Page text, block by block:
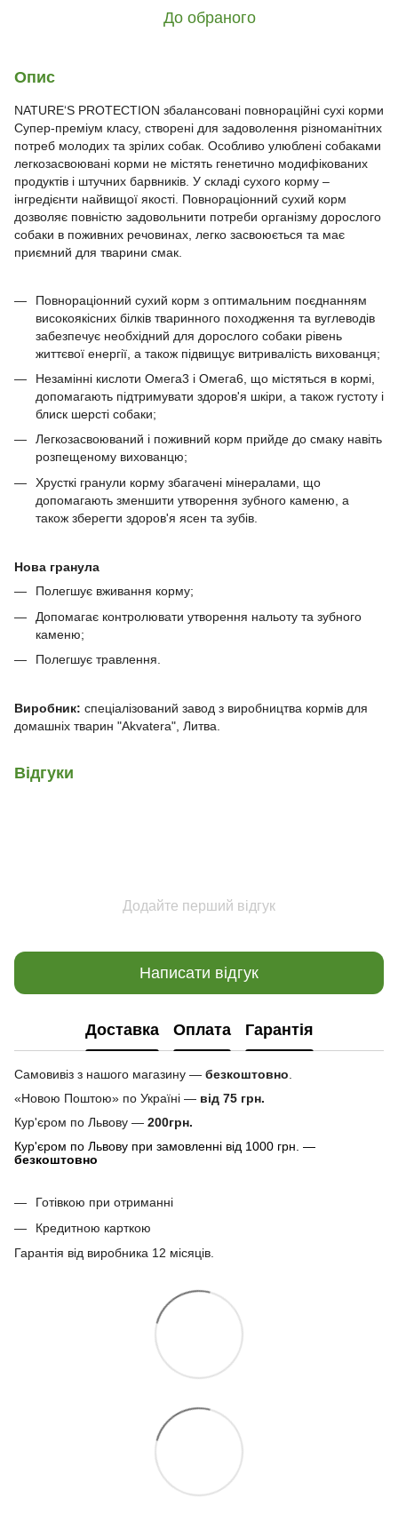
До обраного
Опис
NATURE‘S PROTECTION збалансовані повнораційні сухі корми
Супер-преміум класу, створені для задоволення різноманітних
потреб молодих та зрілих собак. Особливо улюблені собаками
легкозасвоювані корми не містять генетично модифікованих
продуктів і штучних барвників. У складі сухого корму –
інгредієнти найвищої якості. Повнораціонний сухий корм
дозволяє повністю задовольнити потреби організму дорослого
собаки в поживних речовинах, легко засвоюється та має
приємний для тварини смак.
Повнораціонний сухий корм з оптимальним поєднанням
високоякісних білків тваринного походження та вуглеводів
забезпечує необхідний для дорослого собаки рівень
життєвої енергії, а також підвищує витривалість вихованця;
Незамінні кислоти Омега3 і Омега6, що містяться в кормі,
допомагають підтримувати здоров'я шкіри, а також густоту і
блиск шерсті собаки;
Легкозасвоюваний і поживний корм прийде до смаку навіть
розпещеному вихованцю;
Хрусткі гранули корму збагачені мінералами, що
допомагають зменшити утворення зубного каменю, а
також зберегти здоров'я ясен та зубів.
Нова гранула
Полегшує вживання корму;
Допомагає контролювати утворення нальоту та зубного
каменю;
Полегшує травлення.
Виробник: спеціалізований завод з виробництва кормів для
домашніх тварин "Akvatera", Литва.
Відгуки
Додайте перший відгук
Написати відгук
Доставка Оплата Гарантія
Самовивіз з нашого магазину — безкоштовно.
«Новою Поштою» по Україні — від 75 грн.
Кур'єром по Львову — 200грн.
Кур'єром по Львову при замовленні від 1000 грн. —
безкоштовно
Готівкою при отриманні
Кредитною карткою
Гарантія від виробника 12 місяців.